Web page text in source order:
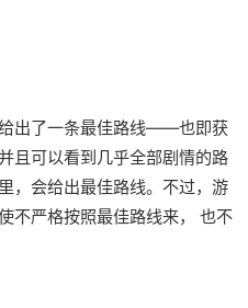
出了一条最佳路线——也即获
且可以看到几乎全部剧情的路
，会给出最佳路线。不过，游
不严格按照最佳路线来， 也不